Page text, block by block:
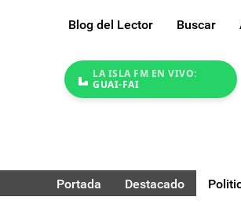
Blog del Lector Buscar
LA ISLA FM EN VIVO:
GUAI-FAI
Portada Destacado